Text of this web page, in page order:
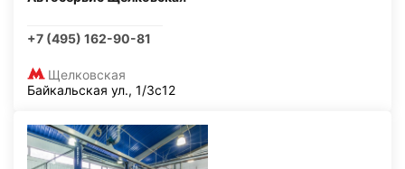
+7 (495) 162-90-81
Щелковская
Байкальская ул., 1/3с12